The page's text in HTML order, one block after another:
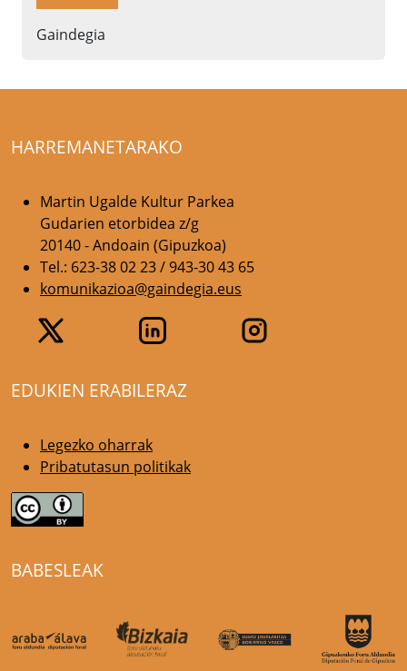
Gaindegia
HARREMANETARAKO
Martin Ugalde Kultur Parkea
Gudarien etorbidea z/g
20140 - Andoain (Gipuzkoa)
Tel.: 623-38 02 23 / 943-30 43 65
komunikazioa@gaindegia.eus
EDUKIEN ERABILERAZ
Legezko oharrak
Pribatutasun politikak
BABESLEAK